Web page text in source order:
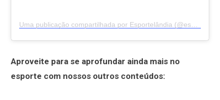
Aproveite para se aprofundar ainda mais no
esporte com nossos outros conteúdos: